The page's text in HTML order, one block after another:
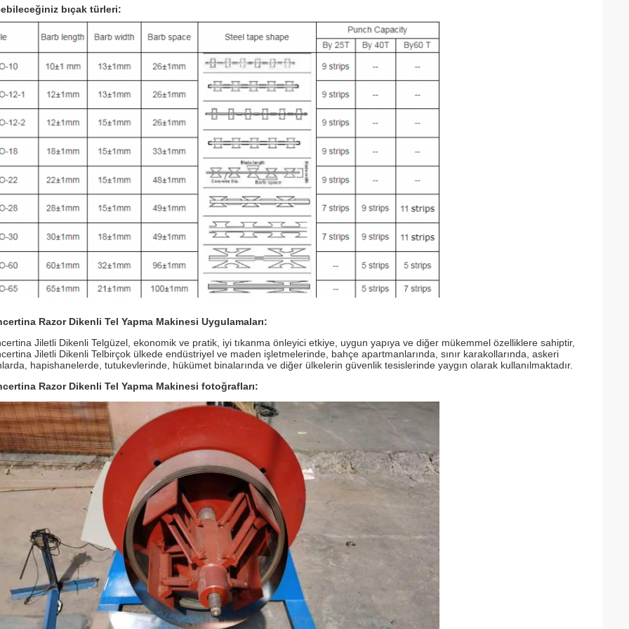
bıçak türleri:
Razor Dikenli Tel Yapma Makinesi Uygulamaları:
Jiletli Dikenli Telgüzel, ekonomik ve pratik, iyi tıkanma önleyici etkiye, uygun yapıya ve diğer mükemmel özelliklere sahiptir,
Jiletli Dikenli Telbirçok ülkede endüstriyel ve maden işletmelerinde, bahçe apartmanlarında, sınır karakollarında, askeri
hapishanelerde, tutukevlerinde, hükümet binalarında ve diğer ülkelerin güvenlik tesislerinde yaygın olarak kullanılmaktadır.
Razor Dikenli Tel Yapma Makinesi fotoğrafları: